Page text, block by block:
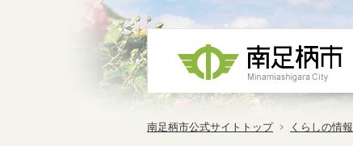
南足柄市公式サイトトップ くらしの情報